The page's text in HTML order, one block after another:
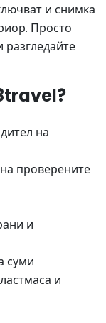
и снимка
Просто
разгледайте
на
проверените
и
суми
и